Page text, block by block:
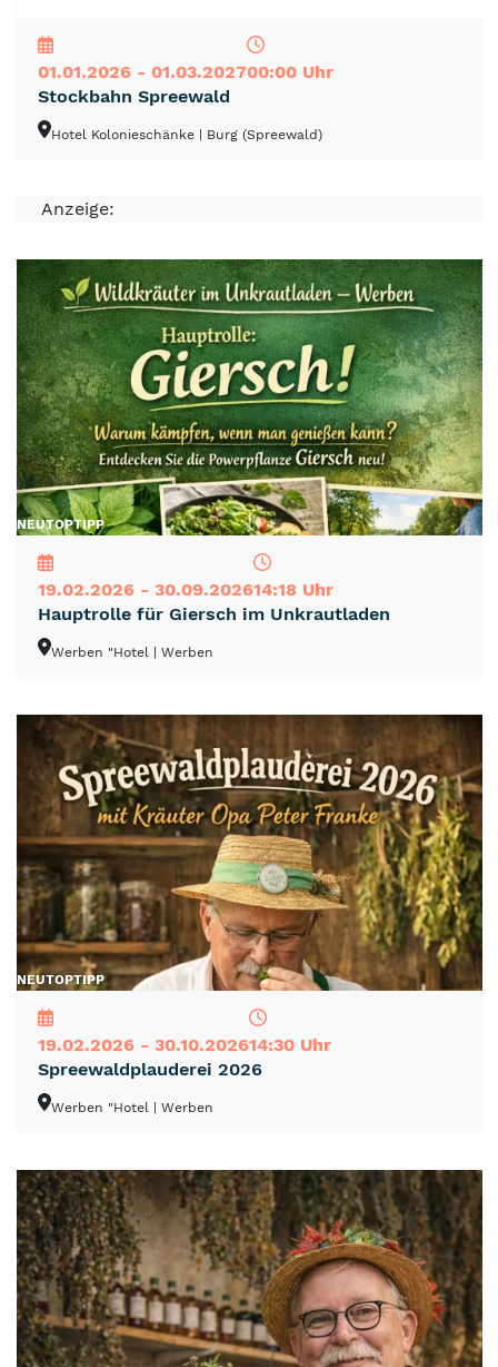
01.01.2026 - 01.03.202700:00 Uhr
Stockbahn Spreewald
Hotel Kolonieschänke | Burg (Spreewald)
NEUTOPTIPP
19.02.2026 - 30.09.202614:18 Uhr
Hauptrolle für Giersch im Unkrautladen
Werben "Hotel | Werben
NEUTOPTIPP
19.02.2026 - 30.10.202614:30 Uhr
Spreewaldplauderei 2026
Werben "Hotel | Werben
Anzeige: